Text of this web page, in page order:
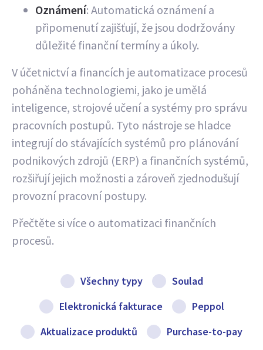
Oznámení: Automatická oznámení a
připomenutí zajišťují, že jsou dodržovány
důležité finanční termíny a úkoly.
V účetnictví a financích je automatizace procesů
poháněna technologiemi, jako je umělá
inteligence, strojové učení a systémy pro správu
pracovních postupů. Tyto nástroje se hladce
integrují do stávajících systémů pro plánování
podnikových zdrojů (ERP) a finančních systémů,
rozšiřují jejich možnosti a zároveň zjednodušují
provozní pracovní postupy.
Přečtěte si více o automatizaci finančních
procesů.
Všechny typy
Soulad
Elektronická fakturace
Peppol
Aktualizace produktů
Purchase-to-pay